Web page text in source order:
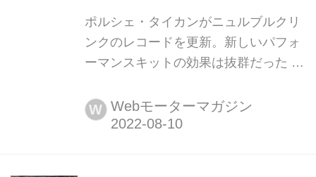
ポルシェ・タイカンがニュルブルクリ
ンクのレコードを更新。新しいパフォ
ーマンスキットの効果は抜群だった ポ
ンク・ノルドシュライフェでさらなる
ラップタイム更新を果たした。7分33
W Webモーターマガジン